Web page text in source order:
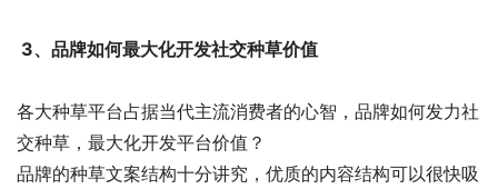
3、品牌如何最大化开发社交种草价值
各大种草平台占据当代主流消费者的心智，品牌如何发力社
交种草，最大化开发平台价值？
品牌的种草文案结构十分讲究，优质的内容结构可以很快吸